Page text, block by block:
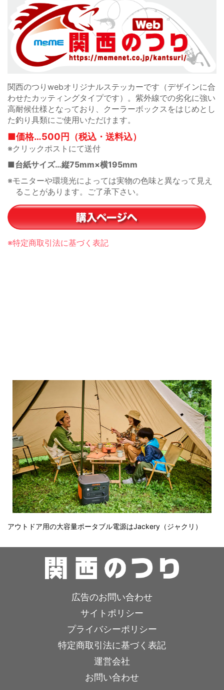
関西のつりwebオリジナルステッカーです（デザインに合
わせたカッティングタイプです）。紫外線での劣化に強い
高耐候仕様となっており、クーラーボックスをはじめとし
た釣り具類にご使用いただけます。
■価格…500円（税込・送料込）
※クリックポストにて送付
■台紙サイズ…縦75mm×横195mm
※モニターや環境光によっては実物の色味と異なって見え
ることがあります。ご了承下さい。
※特定商取引法に基づく表記
アウトドア用の大容量ポータブル電源はJackery（ジャクリ）
広告のお問い合わせ
サイトポリシー
プライバシーポリシー
特定商取引法に基づく表記
運営会社
お問い合わせ